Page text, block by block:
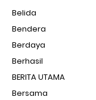
Belida
Bendera
Berdaya
Berhasil
BERITA UTAMA
Bersama